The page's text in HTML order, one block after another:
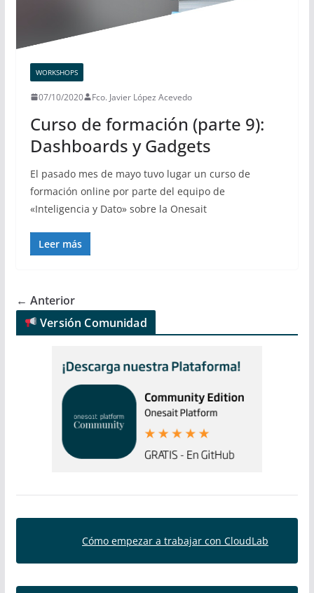
WORKSHOPS
07/10/2020 Fco. Javier López Acevedo
Curso de formación (parte 9):
Dashboards y Gadgets
El pasado mes de mayo tuvo lugar un curso de
formación online por parte del equipo de
«Inteligencia y Dato» sobre la Onesait
Leer más
← Anterior
Versión Comunidad
Cómo empezar a trabajar con CloudLab